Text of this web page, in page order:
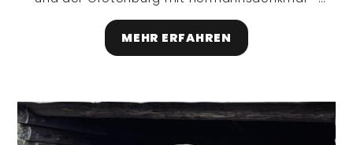
drei Klassiker mit langen Anstiegen, schnellen
Abfahrten und weiten Ausblicken.
MEHR ERFAHREN